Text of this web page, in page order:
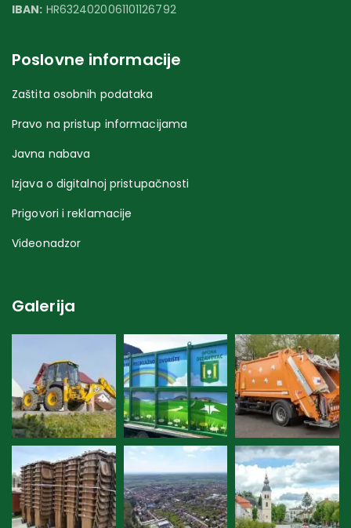
IBAN: HR6324020061101126792
Poslovne informacije
Zaštita osobnih podataka
Pravo na pristup informacijama
Javna nabava
Izjava o digitalnoj pristupačnosti
Prigovori i reklamacije
Videonadzor
Galerija